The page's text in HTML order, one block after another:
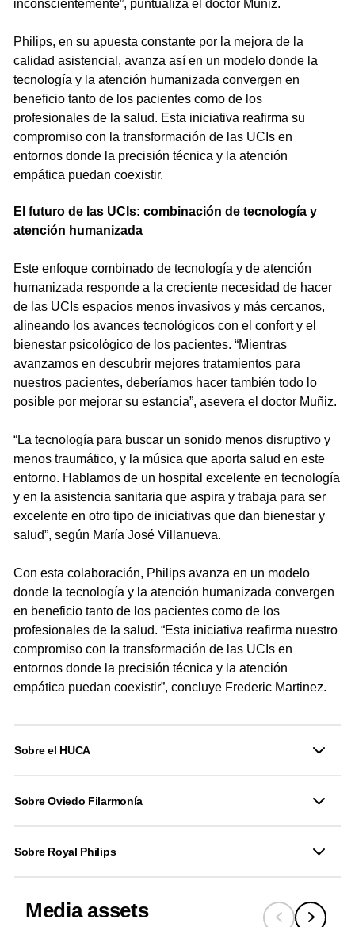
inconscientemente”, puntualiza el doctor Muñiz.
Philips, en su apuesta constante por la mejora de la
calidad asistencial, avanza así en un modelo donde la
tecnología y la atención humanizada convergen en
beneficio tanto de los pacientes como de los
profesionales de la salud. Esta iniciativa reafirma su
compromiso con la transformación de las UCIs en
entornos donde la precisión técnica y la atención
empática puedan coexistir.
El futuro de las UCIs: combinación de tecnología y
atención humanizada
Este enfoque combinado de tecnología y de atención
humanizada responde a la creciente necesidad de hacer
de las UCIs espacios menos invasivos y más cercanos,
alineando los avances tecnológicos con el confort y el
bienestar psicológico de los pacientes. “Mientras
avanzamos en descubrir mejores tratamientos para
nuestros pacientes, deberíamos hacer también todo lo
posible por mejorar su estancia”, asevera el doctor Muñiz.
“La tecnología para buscar un sonido menos disruptivo y
menos traumático, y la música que aporta salud en este
entorno. Hablamos de un hospital excelente en tecnología
y en la asistencia sanitaria que aspira y trabaja para ser
excelente en otro tipo de iniciativas que dan bienestar y
salud”, según María José Villanueva.
Con esta colaboración, Philips avanza en un modelo
donde la tecnología y la atención humanizada convergen
en beneficio tanto de los pacientes como de los
profesionales de la salud. “Esta iniciativa reafirma nuestro
compromiso con la transformación de las UCIs en
entornos donde la precisión técnica y la atención
empática puedan coexistir”, concluye Frederic Martinez.
Sobre el HUCA
Sobre Oviedo Filarmonía
Sobre Royal Philips
Media assets